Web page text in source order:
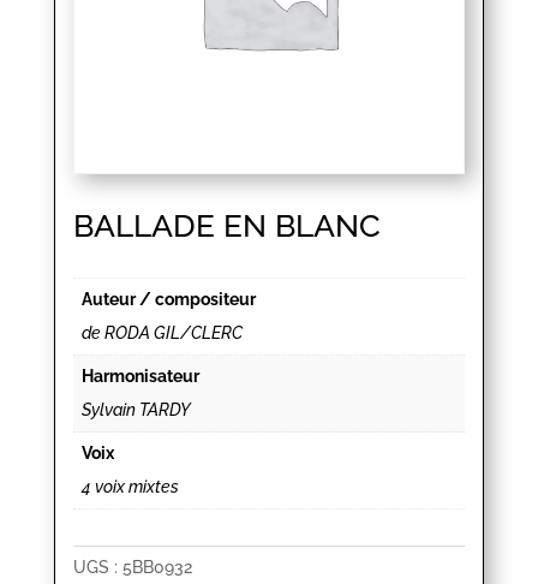
BALLADE EN BLANC
Auteur / compositeur
de RODA GIL/CLERC
Harmonisateur
Sylvain TARDY
Voix
4 voix mixtes
UGS : 5BB0932